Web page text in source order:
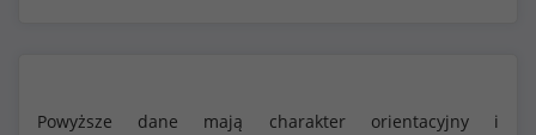
Powyższe dane mają charakter orientacyjny i